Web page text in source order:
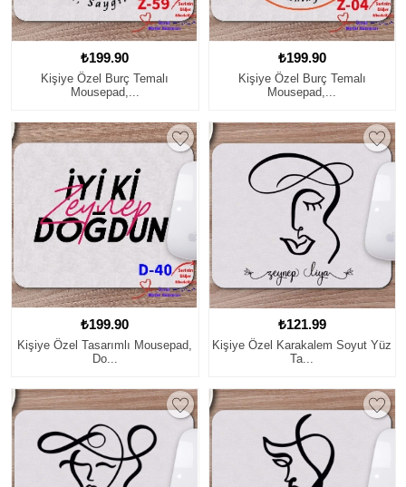
₺199.90
Kişiye Özel Burç Temalı
Mousepad,...
₺199.90
Kişiye Özel Burç Temalı
Mousepad,...
₺199.90
Kişiye Özel Tasarımlı Mousepad,
Do...
₺121.99
Kişiye Özel Karakalem Soyut Yüz
Ta...